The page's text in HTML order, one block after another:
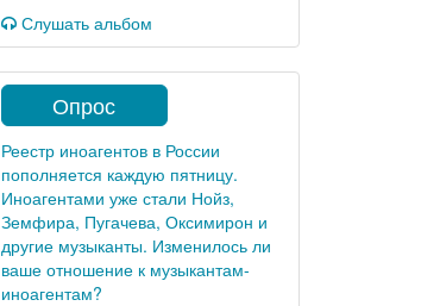
Слушать альбом
Опрос
Реестр иноагентов в России
пополняется каждую пятницу.
Иноагентами уже стали Нойз,
Земфира, Пугачева, Оксимирон и
другие музыканты. Изменилось ли
ваше отношение к музыкантам-
иноагентам?